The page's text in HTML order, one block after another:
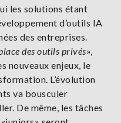
les solutions étant
d’outils IA
des entreprises.
des outils privés»,
nouveaux enjeux, le
L’évolution
va bousculer
De même, les tâches